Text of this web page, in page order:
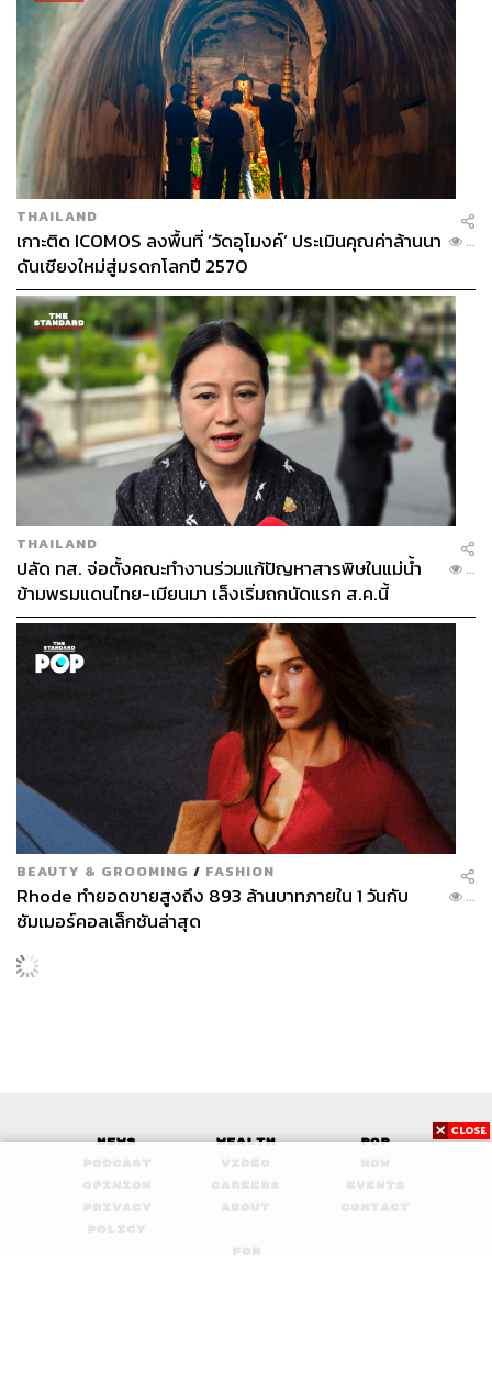
THAILAND
เกาะติด ICOMOS ลงพื้นที่ ‘วัดอุโมงค์’ ประเมินคุณค่าล้านนา
ดันเชียงใหม่สู่มรดกโลกปี 2570
...
THAILAND
ปลัด ทส. จ่อตั้งคณะทำงานร่วมแก้ปัญหาสารพิษในแม่น้ำ
ข้ามพรมแดนไทย-เมียนมา เล็งเริ่มถกนัดแรก ส.ค.นี้
...
BEAUTY & GROOMING / FASHION
Rhode ทำยอดขายสูงถึง 893 ล้านบาทภายใน 1 วันกับ
ซัมเมอร์คอลเล็กชันล่าสุด
...